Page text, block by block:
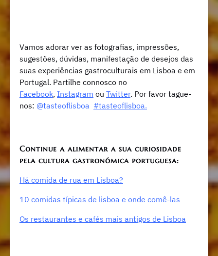
Vamos adorar ver as fotografias, impressões,
sugestões, dúvidas, manifestação de desejos das
suas experiências gastroculturais em Lisboa e em
Portugal. Partilhe connosco no
Facebook, Instagram ou Twitter. Por favor tague-
nos: @tasteoflisboa #tasteoflisboa.
Continue a alimentar a sua curiosidade
pela cultura gastronómica portuguesa:
Há comida de rua em Lisboa?
10 comidas típicas de lisboa e onde comê-las
Os restaurantes e cafés mais antigos de Lisboa